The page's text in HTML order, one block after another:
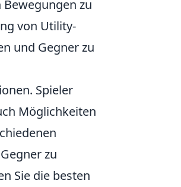
zu
von Utility-
und Gegner zu
Spieler
Möglichkeiten
zu
Sie die besten